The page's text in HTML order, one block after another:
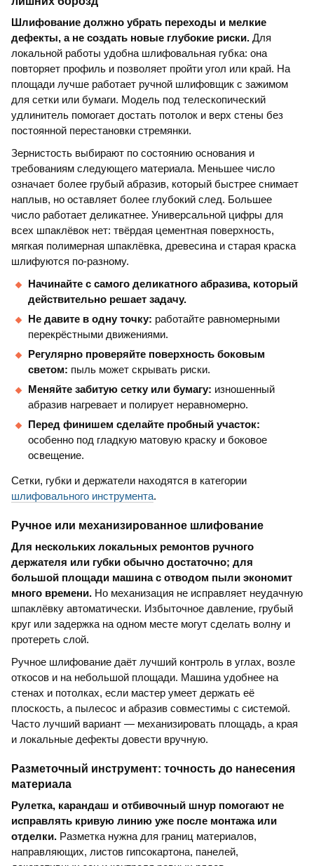
Шлифование должно убрать переходы и мелкие
дефекты, а не создать новые глубокие риски. Для
локальной работы удобна шлифовальная губка: она
повторяет профиль и позволяет пройти угол или край. На
площади лучше работает ручной шлифовщик с зажимом
для сетки или бумаги. Модель под телескопический
удлинитель помогает достать потолок и верх стены без
постоянной перестановки стремянки.
Зернистость выбирают по состоянию основания и
требованиям следующего материала. Меньшее число
означает более грубый абразив, который быстрее снимает
наплыв, но оставляет более глубокий след. Большее
число работает деликатнее. Универсальной цифры для
всех шпаклёвок нет: твёрдая цементная поверхность,
мягкая полимерная шпаклёвка, древесина и старая краска
шлифуются по-разному.
Начинайте с самого деликатного абразива, который
действительно решает задачу.
Не давите в одну точку: работайте равномерными
перекрёстными движениями.
Регулярно проверяйте поверхность боковым
светом: пыль может скрывать риски.
Меняйте забитую сетку или бумагу: изношенный
абразив нагревает и полирует неравномерно.
Перед финишем сделайте пробный участок:
особенно под гладкую матовую краску и боковое
освещение.
Сетки, губки и держатели находятся в категории
шлифовального инструмента.
Ручное или механизированное шлифование
Для нескольких локальных ремонтов ручного
держателя или губки обычно достаточно; для
большой площади машина с отводом пыли экономит
много времени. Но механизация не исправляет неудачную
шпаклёвку автоматически. Избыточное давление, грубый
круг или задержка на одном месте могут сделать волну и
протереть слой.
Ручное шлифование даёт лучший контроль в углах, возле
откосов и на небольшой площади. Машина удобнее на
стенах и потолках, если мастер умеет держать её
плоскость, а пылесос и абразив совместимы с системой.
Часто лучший вариант — механизировать площадь, а края
и локальные дефекты довести вручную.
Разметочный инструмент: точность до нанесения
материала
Рулетка, карандаш и отбивочный шнур помогают не
исправлять кривую линию уже после монтажа или
отделки. Разметка нужна для границ материалов,
направляющих, листов гипсокартона, панелей,